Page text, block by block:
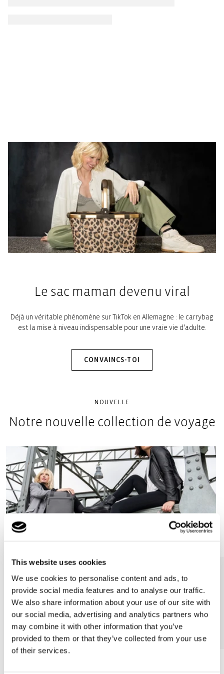
This website uses cookies
We use cookies to personalise content and ads, to
provide social media features and to analyse our traffic.
We also share information about your use of our site with
our social media, advertising and analytics partners who
may combine it with other information that you’ve
provided to them or that they’ve collected from your use
of their services.
Le sac maman devenu viral
Déjà un véritable phénomène sur TikTok en Allemagne : le carrybag
est la mise à niveau indispensable pour une vraie vie d'adulte.
CONVAINCS-TOI
NOUVELLE
Notre nouvelle collection de voyage